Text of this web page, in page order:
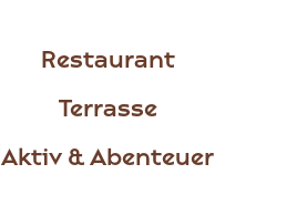
Restaurant
Terrasse
Aktiv & Abenteuer